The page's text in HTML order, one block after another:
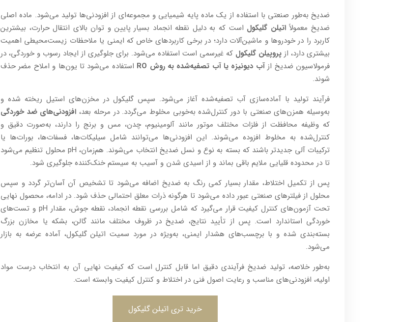
ضد‌یخ به‌طور صنعتی با استفاده از یک ماده پایه شیمیایی و مجموعه‌ای از افزودنی‌ها تولید می‌شود. ماده اصلی
ضد‌یخ معمولاًاتیلن گلیکول است که به دلیل نقطه انجماد بسیار پایین و توان بالای انتقال حرارت، بیشترین
کاربرد را در خودروها و ماشین‌آلات دارد؛ در برخی کاربردهای خاص که ایمنی یا ملاحظات زیست‌محیطی اهمیت
بیشتری دارد، از پروپیلن گلیکول که غیرسمی است استفاده می‌شود. برای جلوگیری از ایجاد رسوب و خوردگی، در
فرمولاسیون ضد‌یخ ازآب دیونیزه یا آب تصفیه‌شده به روش RO
استفاده می‌شود تا یون‌ها و املاح مضر حذف
شوند.
فرآیند تولید با آماده‌سازی آب تصفیه‌شده آغاز می‌شود. سپس گلیکول در مخزن‌های استیل ریخته شده و
به‌وسیله همزن‌های صنعتی با دور کنترل‌شده به‌خوبی مخلوط می‌گردد. در مرحله بعد، افزودنی‌های ضد خوردگی
که وظیفه محافظت از فلزات مختلف موتور مانند آلومینیوم، چدن، مس و برنج را دارند، به‌صورت دقیق و
کنترل‌شده به مخلوط افزوده می‌شوند. این افزودنی‌ها می‌توانند شامل سیلیکات‌ها، فسفات‌ها، بورات‌ها یا
ترکیبات آلی جدیدتر باشند که بسته به نوع و نسل ضد‌یخ انتخاب می‌شوند. هم‌زمان، pH محلول تنظیم می‌شود
تا در محدوده قلیایی ملایم باقی بماند و از اسیدی شدن و آسیب به سیستم خنک‌کننده جلوگیری شود.
پس از تکمیل اختلاط، مقدار بسیار کمی رنگ به ضد‌یخ اضافه می‌شود تا تشخیص آن آسان‌تر گردد و سپس
محلول از فیلترهای صنعتی عبور داده می‌شود تا هرگونه ذرات معلق احتمالی حذف شود. در ادامه، محصول نهایی
تحت آزمون‌های کنترل کیفیت قرار می‌گیرد که شامل بررسی نقطه انجماد، نقطه جوش، مقدار pH و تست‌های
خوردگی استاندارد است. پس از تأیید نتایج، ضد‌یخ در ظروف مختلف مانند گالن، بشکه یا مخازن بزرگ
بسته‌بندی شده و با برچسب‌های هشدار ایمنی، به‌ویژه در مورد سمیت اتیلن گلیکول، آماده عرضه به بازار
می‌شود.
به‌طور خلاصه، تولید ضد‌یخ فرآیندی دقیق اما قابل کنترل است که کیفیت نهایی آن به انتخاب درست مواد
اولیه، افزودنی‌های مناسب و رعایت اصول فنی در اختلاط و کنترل کیفیت وابسته است.
خرید تری اتیلن گلیکول